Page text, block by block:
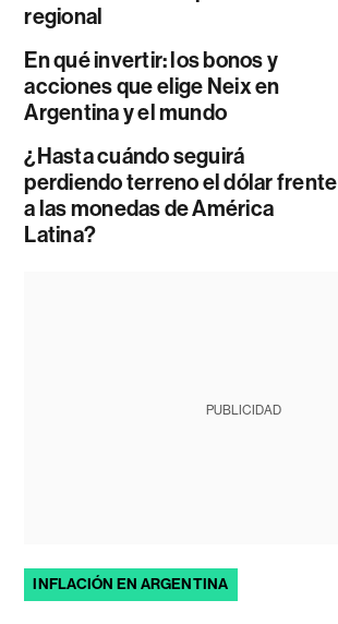
regional
En qué invertir: los bonos y
acciones que elige Neix en
Argentina y el mundo
¿Hasta cuándo seguirá
perdiendo terreno el dólar frente
a las monedas de América
Latina?
PUBLICIDAD
INFLACIÓN EN ARGENTINA